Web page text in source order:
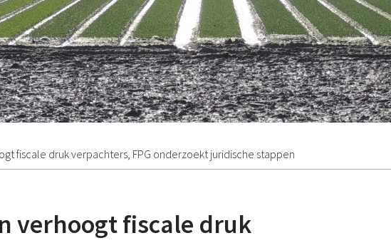
fiscale druk verpachters, FPG onderzoekt juridische stappen
verhoogt fiscale druk